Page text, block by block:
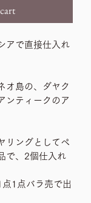
アで直接仕入れ
オ島の、ダヤク
ンティークのア
リングとしてペ
で、2個仕入れ
1点バラ売で出